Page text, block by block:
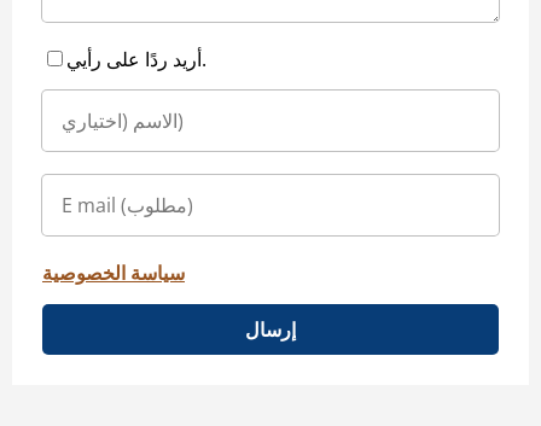
أريد ردًا على رأيي.
سياسة الخصوصية
إرسال